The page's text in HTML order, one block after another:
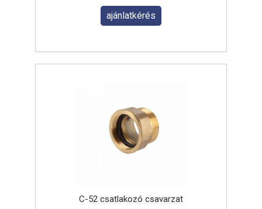
ajánlatkérés
C-52 csatlakozó csavarzat